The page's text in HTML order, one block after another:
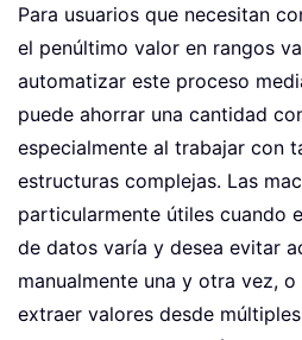
Para usuarios que necesitan
el penúltimo valor en rangos
automatizar este proceso
puede ahorrar una cantidad
especialmente al trabajar con
estructuras complejas. Las
particularmente útiles cuando
de datos varía y desea evitar
manualmente una y otra vez,
extraer valores desde